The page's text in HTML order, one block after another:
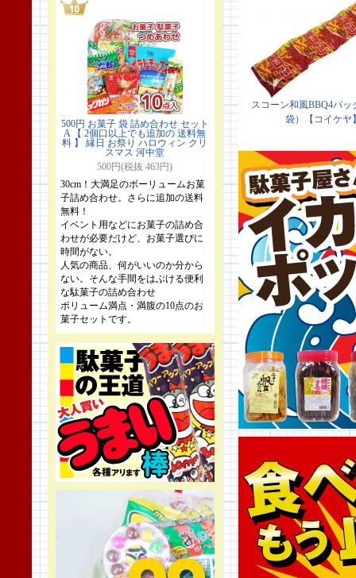
500円 お菓子 袋 詰め合わせ セット
A 【 2個口以上でも追加の 送料無
料 】 縁日 お祭り ハロウィン クリ
スマス 河中堂
500円(税抜 463円)
30cm！大満足のボーリュームお菓
子詰め合わせ。さらに追加の送料
無料！
イベント用などにお菓子の詰め合
わせが必要だけど、お菓子選びに
時間がない。
人気の商品、何がいいのか分から
ない。そんな手間をはぶける便利
な駄菓子の詰め合わせ
ボリューム満点・満腹の10点のお
菓子セットです。